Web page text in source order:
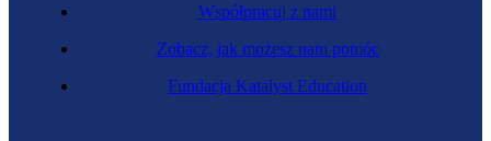
Współpracuj z nami
Zobacz, jak możesz nam pomóc
Fundacja Katalyst Education